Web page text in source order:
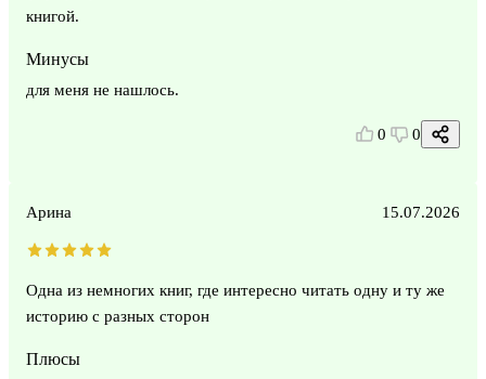
книгой.
Минусы
для меня не нашлось.
0 0
Арина 15.07.2026
Одна из немногих книг, где интересно читать одну и ту же
историю с разных сторон
Плюсы